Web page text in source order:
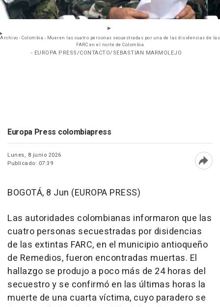
Archivo - Colombia.- Mueren las cuatro personas secuestradas por una de las disidencias de las
FARC en el norte de Colombia
- EUROPA PRESS/CONTACTO/SEBASTIAN MARMOLEJO
Europa Press colombiapress
Lunes, 8 junio 2026
Publicado: 07:39
BOGOTÁ, 8 Jun (EUROPA PRESS)
Las autoridades colombianas informaron que las
cuatro personas secuestradas por disidencias
de las extintas FARC, en el municipio antioqueño
de Remedios, fueron encontradas muertas. El
hallazgo se produjo a poco más de 24 horas del
secuestro y se confirmó en las últimas horas la
muerte de una cuarta víctima, cuyo paradero se